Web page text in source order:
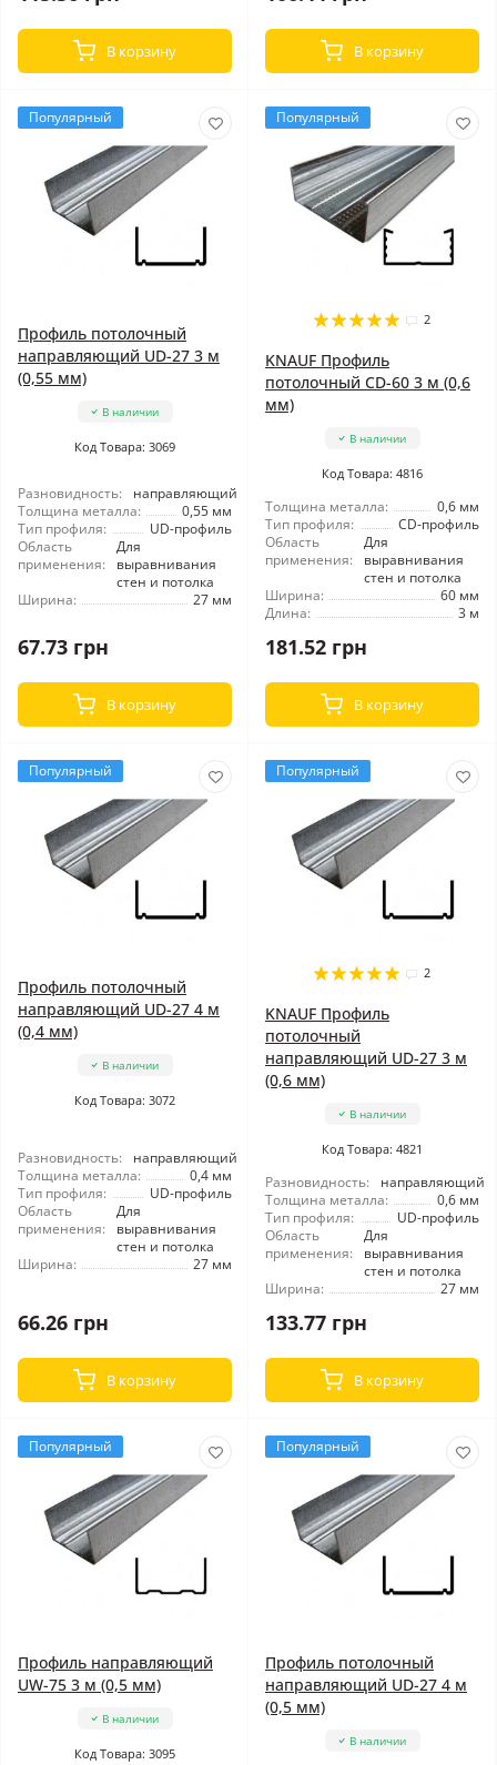
В корзину В корзину
Популярный
Профиль потолочный
направляющий UD-27 3 м
(0,55 мм)
В наличии
Код Товара: 3069
Разновидность:
направляющий
Толщина металла:
0,55 мм
Тип профиля:
UD-профиль
Область
применения:
Для
выравнивания
стен и потолка
Ширина:
27 мм
67.73 грн
В корзину
Популярный
2
KNAUF Профиль
потолочный CD-60 3 м (0,6
мм)
В наличии
Код Товара: 4816
Толщина металла:
0,6 мм
Тип профиля:
CD-профиль
Область
применения:
Для
выравнивания
стен и потолка
Ширина:
60 мм
Длина:
3 м
181.52 грн
В корзину
Популярный
Профиль потолочный
направляющий UD-27 4 м
(0,4 мм)
В наличии
Код Товара: 3072
Разновидность:
направляющий
Толщина металла:
0,4 мм
Тип профиля:
UD-профиль
Область
применения:
Для
выравнивания
стен и потолка
Ширина:
27 мм
66.26 грн
В корзину
Популярный
2
KNAUF Профиль
потолочный
направляющий UD-27 3 м
(0,6 мм)
В наличии
Код Товара: 4821
Разновидность:
направляющий
Толщина металла:
0,6 мм
Тип профиля:
UD-профиль
Область
применения:
Для
выравнивания
стен и потолка
Ширина:
27 мм
133.77 грн
В корзину
Популярный
Профиль направляющий
UW-75 3 м (0,5 мм)
В наличии
Код Товара: 3095
Популярный
Профиль потолочный
направляющий UD-27 4 м
(0,5 мм)
В наличии